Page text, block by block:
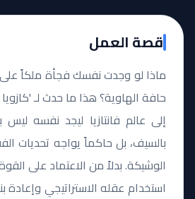
قصة العمل
ماذا لو وجدت نفسك فجأة ملكاً
حافة الهاوية؟ هذا ما حدث لـ
إلى عالم فانتازيا ليجد نفسه
بالسيف، بل حاكماً يواجه تحديات
الوشيكة. بدلاً من الاعتماد على
استخدام عقله الاستراتيجي وإعادة